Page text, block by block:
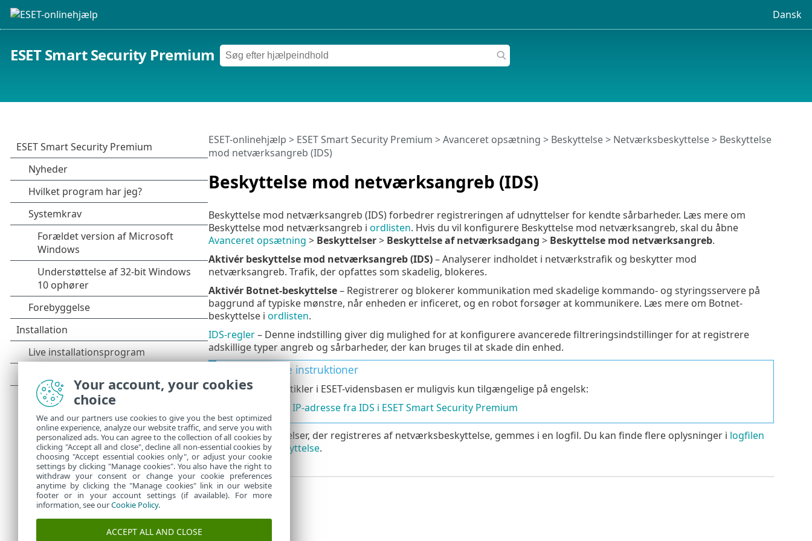
Dansk
ESET Smart Security Premium
Beskyttelse mod netværksangreb (IDS)
ESET-onlinehjælp > ESET Smart Security Premium >Avanceret opsætning > Beskyttelse> Netværksbeskyttelse> Beskyttelse
mod netværksangreb (IDS)
Beskyttelse mod netværksangreb (IDS) forbedrer registreringen af udnyttelser for kendte sårbarheder. Læs mere om
Beskyttelse mod netværksangreb i ordlisten. Hvis du vil konfigurere Beskyttelse mod netværksangreb, skal du åbne
Avanceret opsætning > Beskyttelser> Beskyttelse af netværksadgang > Beskyttelse mod netværksangreb.
Aktivér beskyttelse mod netværksangreb (IDS)– Analyserer indholdet i netværkstrafik og beskytter mod
netværksangreb. Trafik, der opfattes som skadelig, blokeres.
Aktivér Botnet-beskyttelse– Registrerer og blokerer kommunikation med skadelige kommando- og styringsservere på
baggrund af typiske mønstre, når enheden er inficeret, og en robot forsøger at kommunikere. Læs mere om Botnet-
beskyttelse i ordlisten.
IDS-regler– Denne indstilling giver dig mulighed for at konfigurere avancerede filtreringsindstillinger for at registrere
adskillige typer angreb og sårbarheder, der kan bruges til at skade din enhed.
Illustrerede instruktioner
Følgende artikler i ESET-vidensbasen er muligvis kun tilgængelige på engelsk:
Udelad en IP-adresse fra IDS i ESET Smart Security Premium
Alle vigtige hændelser, der registreres af netværksbeskyttelse, gemmes i en logfil. Du kan finde flere oplysninger i logfilen
for netværksbeskyttelse.
Your account, your cookies
choice
We and our partners use cookies to give you the best optimized
online experience, analyze our website traffic, and serve you with
personalized ads. You can agree to the collection of all cookies by
clicking "Accept all and close", decline all non-essential cookies by
choosing "Accept essential cookies only", or adjust your cookie
settings by clicking "Manage cookies". You also have the right to
withdraw your consent or change your cookie preferences
anytime by clicking the "Manage cookies" link in our website
footer or in your account settings (if available). For more
information, see ourCookie Policy.
ACCEPT ALL AND CLOSE